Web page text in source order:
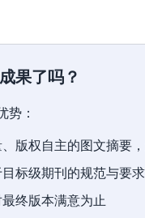
果了吗？
势：
版权自主的图文摘要，
标级期刊的规范与要
终版本满意为止